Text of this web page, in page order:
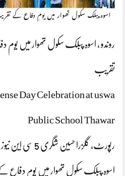
روندو ، اسوہ پبلک سکول تھوار میں
تقریب
Day Celebration at uswa
Public School Thawar
رپورٹ، گلزرا حسین شگری 5 سی این نیوز ویب
اسوہ پبلک سکول تھوار میں یوم دفاع